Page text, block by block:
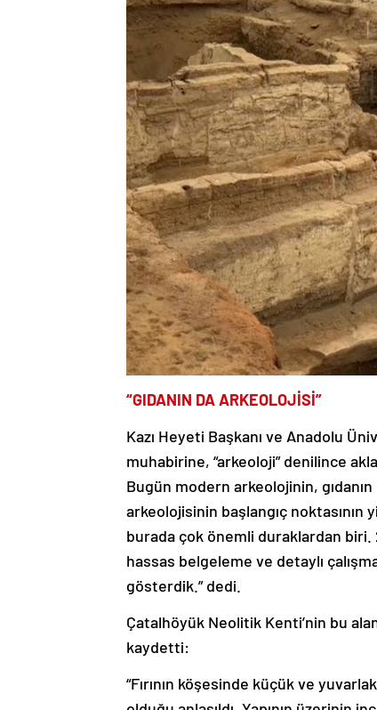
“GIDANIN DA ARKEOLOJİSİ”
Kazı Heyeti Başkanı ve Anadolu
muhabirine, “arkeoloji” denilince
Bugün modern arkeolojinin, gıdanın
arkeolojisinin başlangıç
burada çok önemli duraklardan biri.
hassas belgeleme ve detaylı
gösterdik.” dedi.
Çatalhöyük Neolitik Kenti’nin bu
kaydetti:
“Fırının köşesinde küçük ve